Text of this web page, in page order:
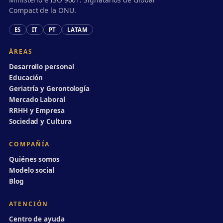
Compact de la ONU.
ES IT PT LATAM
ÁREAS
Desarrollo personal
Educación
Geriatría y Gerontología
Mercado Laboral
RRHH y Empresa
Sociedad y Cultura
COMPAÑÍA
Quiénes somos
Modelo social
Blog
ATENCIÓN
Centro de ayuda